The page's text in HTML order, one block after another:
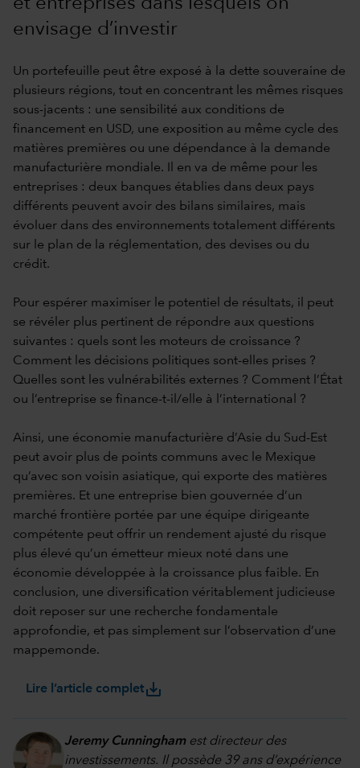
envisage d’investir
Un portefeuille peut être exposé à la dette souveraine de
plusieurs régions, tout en concentrant les mêmes risques
sous-jacents : une sensibilité aux conditions de
financement en USD, une exposition au même cycle des
matières premières ou une dépendance à la demande
manufacturière mondiale. Il en va de même pour les
entreprises : deux banques établies dans deux pays
différents peuvent avoir des bilans similaires, mais
évoluer dans des environnements totalement différents
sur le plan de la réglementation, des devises ou du
crédit.
Pour espérer maximiser le potentiel de résultats, il peut
se révéler plus pertinent de répondre aux questions
suivantes : quels sont les moteurs de croissance ?
Comment les décisions politiques sont-elles prises ?
Quelles sont les vulnérabilités externes ? Comment l’État
ou l’entreprise se finance-t-il/elle à l’international ?
Ainsi, une économie manufacturière d’Asie du Sud-Est
peut avoir plus de points communs avec le Mexique
qu’avec son voisin asiatique, qui exporte des matières
premières. Et une entreprise bien gouvernée d’un
marché frontière portée par une équipe dirigeante
compétente peut offrir un rendement ajusté du risque
plus élevé qu’un émetteur mieux noté dans une
économie développée à la croissance plus faible. En
conclusion, une diversification véritablement judicieuse
doit reposer sur une recherche fondamentale
approfondie, et pas simplement sur l’observation d’une
mappemonde.
Lire l’article completsave_alt
Jeremy Cunninghamest directeur des
investissements. Il possède 39 ans d’expérience